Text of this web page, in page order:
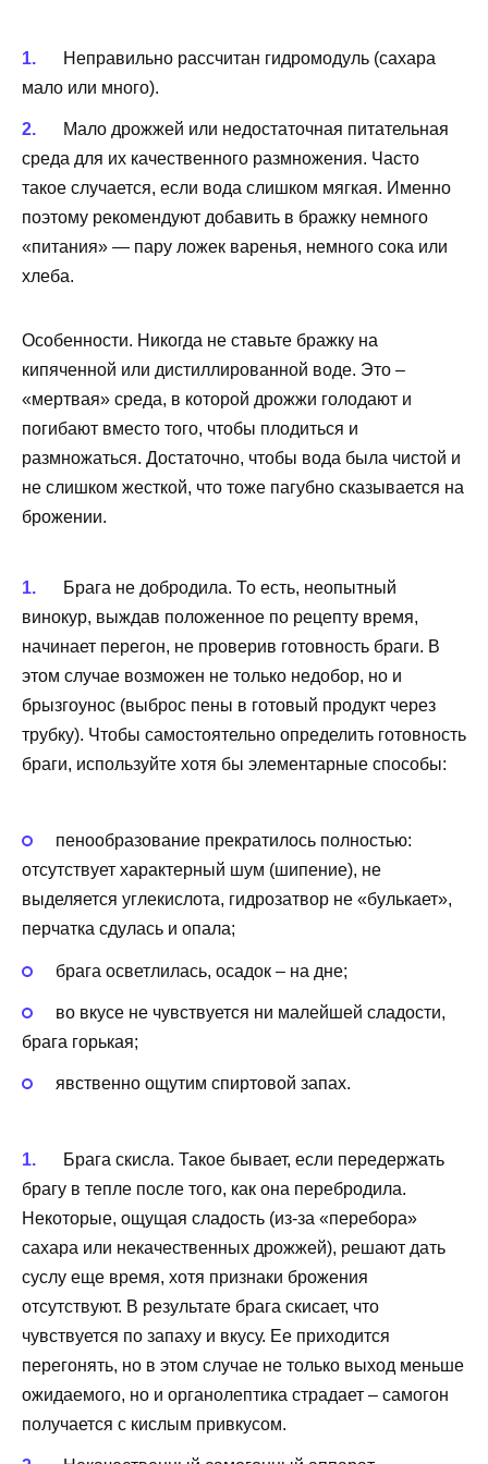
Неправильно рассчитан гидромодуль (сахара
мало или много).
Мало дрожжей или недостаточная питательная
среда для их качественного размножения. Часто
такое случается, если вода слишком мягкая. Именно
поэтому рекомендуют добавить в бражку немного
«питания» — пару ложек варенья, немного сока или
хлеба.
Особенности. Никогда не ставьте бражку на
кипяченной или дистиллированной воде. Это –
«мертвая» среда, в которой дрожжи голодают и
погибают вместо того, чтобы плодиться и
размножаться. Достаточно, чтобы вода была чистой и
не слишком жесткой, что тоже пагубно сказывается на
брожении.
Брага не добродила. То есть, неопытный
винокур, выждав положенное по рецепту время,
начинает перегон, не проверив готовность браги. В
этом случае возможен не только недобор, но и
брызгоунос (выброс пены в готовый продукт через
трубку). Чтобы самостоятельно определить готовность
браги, используйте хотя бы элементарные способы:
пенообразование прекратилось полностью:
отсутствует характерный шум (шипение), не
выделяется углекислота, гидрозатвор не «булькает»,
перчатка сдулась и опала;
брага осветлилась, осадок – на дне;
во вкусе не чувствуется ни малейшей сладости,
брага горькая;
явственно ощутим спиртовой запах.
Брага скисла. Такое бывает, если передержать
брагу в тепле после того, как она перебродила.
Некоторые, ощущая сладость (из-за «перебора»
сахара или некачественных дрожжей), решают дать
суслу еще время, хотя признаки брожения
отсутствуют. В результате брага скисает, что
чувствуется по запаху и вкусу. Ее приходится
перегонять, но в этом случае не только выход меньше
ожидаемого, но и органолептика страдает – самогон
получается с кислым привкусом.